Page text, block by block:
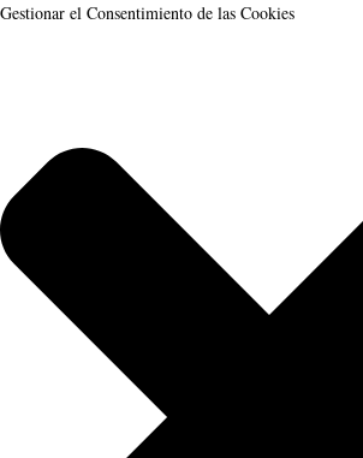
Gestionar el Consentimiento de las Cookies